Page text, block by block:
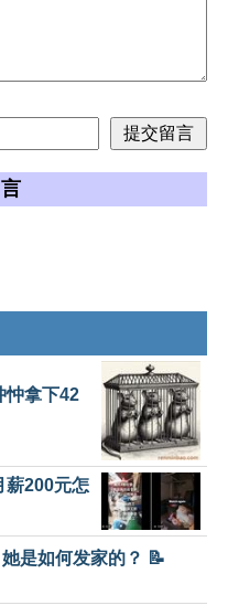
忡拿下42
薪200元怎
是如何发家的？ 📝